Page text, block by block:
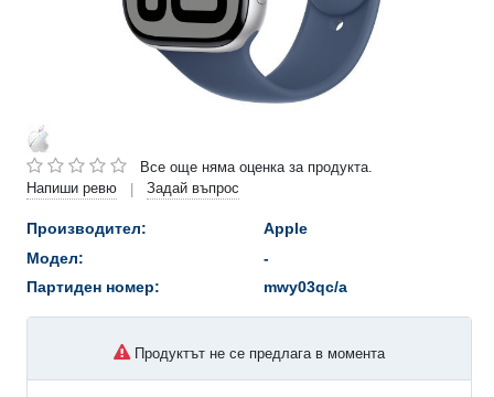
Все още няма оценка за продукта.
Напиши ревю
| Задай въпрос
Производител:
Apple
Модел:
-
Партиден номер:
mwy03qc/a
Продуктът не се предлага в момента